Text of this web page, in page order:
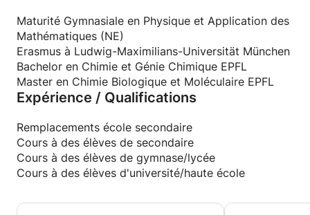
Maturité Gymnasiale en Physique et Application des
Mathématiques (NE)
Erasmus à Ludwig-Maximilians-Universität München
Bachelor en Chimie et Génie Chimique EPFL
Master en Chimie Biologique et Moléculaire EPFL
Expérience / Qualifications
Remplacements école secondaire
Cours à des élèves de secondaire
Cours à des élèves de gymnase/lycée
Cours à des élèves d'université/haute école